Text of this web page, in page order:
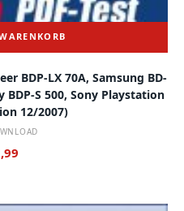
BDP-LX 70A, Samsung BD-
BDP-S 500, Sony Playstation
12/2007)